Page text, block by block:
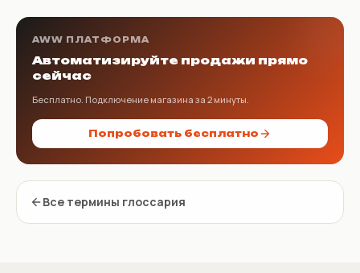
AWW ПЛАТФОРМА
Автоматизируйте продажи прямо
сейчас
Бесплатно. Подключение магазина за 2 минуты.
Попробовать бесплатно
Все термины глоссария